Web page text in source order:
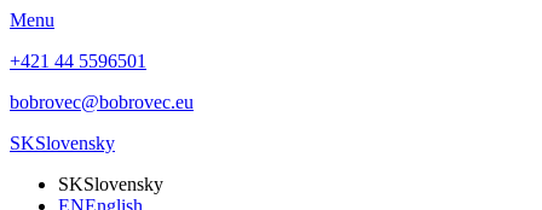
Menu
+421 44 5596501
bobrovec@bobrovec.eu
SKSlovensky
SKSlovensky
ENEnglish